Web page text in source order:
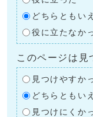
どちらともい
役に立たなか
このページは見
見つけやすか
どちらともい
見つけにくか